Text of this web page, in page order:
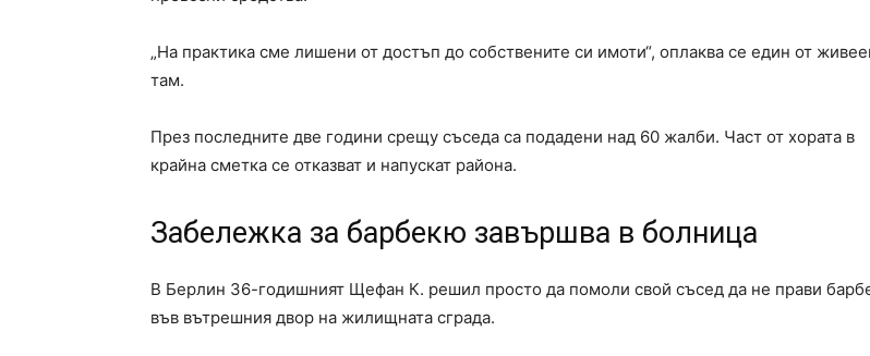
„На практика сме лишени от достъп до собствените си имоти“, оплаква се един от
там.
През последните две години срещу съседа са подадени над 60 жалби. Част от хората в
крайна сметка се отказват и напускат района.
Забележка за барбекю завършва в болница
В Берлин 36-годишният Щефан К. решил просто да помоли свой съсед да не прави
във вътрешния двор на жилищната сграда.